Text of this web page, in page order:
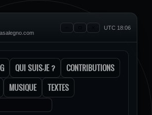
UTC 18:06
QUI SUIS-JE ?
CONTRIBUTIONS
MUSIQUE TEXTES